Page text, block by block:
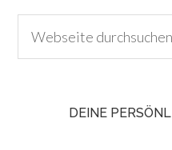
DEINE